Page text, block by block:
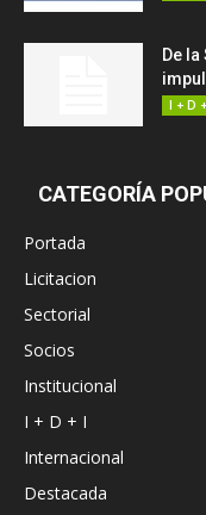
De
I + D
CATEGORÍA
Portada
Licitacion
Sectorial
Socios
Institucional
I + D + I
Internacional
Destacada